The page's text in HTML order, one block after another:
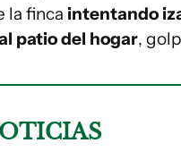
la finca intentando
patio del hogar,